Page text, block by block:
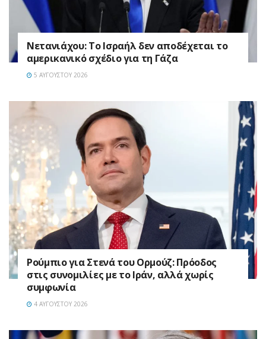
Νετανιάχου: Το Ισραήλ δεν αποδέχεται το
αμερικανικό σχέδιο για τη Γάζα
5 ΑΥΓΟΎΣΤΟΥ 2026
Ρούμπιο για Στενά του Ορμούζ: Πρόοδος
στις συνομιλίες με το Ιράν, αλλά χωρίς
συμφωνία
4 ΑΥΓΟΎΣΤΟΥ 2026